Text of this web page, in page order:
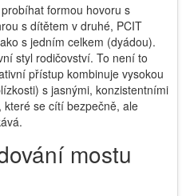
formou hovoru s
s dítětem v druhé, PCIT
s jedním celkem (dyádou).
styl rodičovství. To není to
přístup kombinuje vysokou
s jasnými, konzistentními
které se cítí bezpečně, ale
mostu